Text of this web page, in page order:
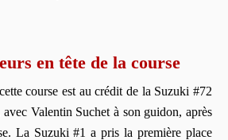
en tête de la course
course est au crédit de la Suzuki #72
Valentin Suchet à son guidon, après
La Suzuki #1 a pris la première place